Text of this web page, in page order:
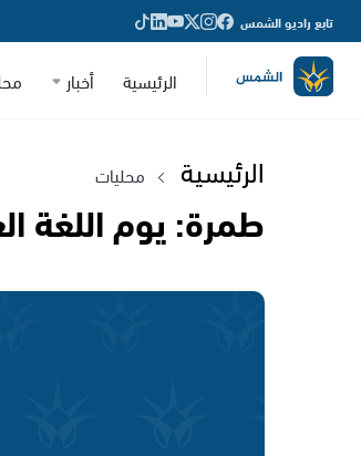
تابع راديو الشمس
الرئيسية أخبار
الرئيسية محليات
طمرة: يوم اللغة